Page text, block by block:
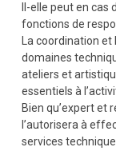
Il-elle peut en
fonctions de
La coordination
domaines
ateliers et
essentiels à
Bien qu’expert et
l’autorisera à
services